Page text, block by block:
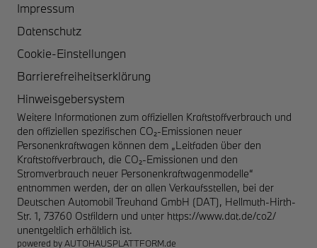
Impressum
Datenschutz
Cookie-Einstellungen
Barrierefreiheitserklärung
Hinweisgebersystem
Weitere Informationen zum offiziellen Kraftstoffverbrauch und
den offiziellen spezifischen CO₂-Emissionen neuer
Personenkraftwagen können dem „Leitfaden über den
Kraftstoffverbrauch, die CO₂-Emissionen und den
Stromverbrauch neuer Personenkraftwagenmodelle“
entnommen werden, der an allen Verkaufsstellen, bei der
Deutschen Automobil Treuhand GmbH (DAT), Hellmuth-Hirth-
Str. 1, 73760 Ostfildern und unter https://www.dat.de/co2/
unentgeltlich erhältlich ist.
powered byAUTOHAUSPLATTFORM.de